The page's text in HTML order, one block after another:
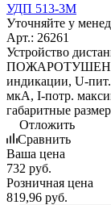
УДП 513-3М
Уточняйте у
Арт.: 26261
Устройство
индикации, U-
мкА, I-потр.
габаритные
Отложить
Сравнить
Ваша цена
732 руб.
Розничная цена
819,96 руб.